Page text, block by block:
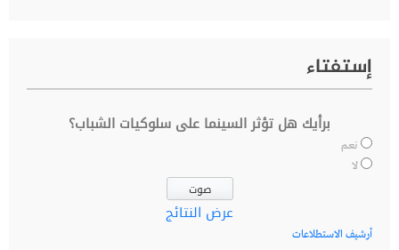
إستفتاء
برأيك هل تؤثر السينما على سلوكيات الشباب؟
نعم
لا
عرض النتائج
أرشيف الاستطلاعات